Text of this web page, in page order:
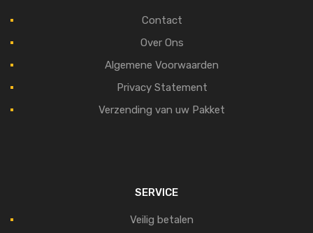
Contact
Over Ons
Algemene Voorwaarden
Privacy Statement
Verzending van uw Pakket
SERVICE
Veilig betalen